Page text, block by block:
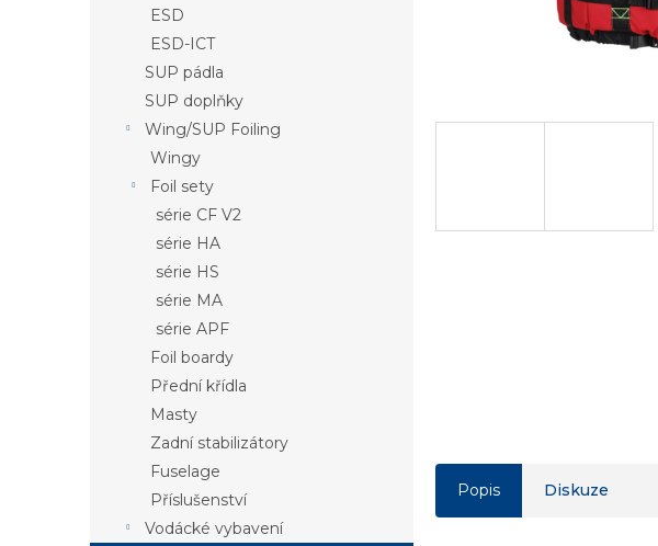
ESD
ESD-ICT
SUP pádla
SUP doplňky
Wing/SUP Foiling
Wingy
Foil sety
série CF V2
série HA
série HS
série MA
série APF
Foil boardy
Přední křídla
Masty
Zadní stabilizátory
Fuselage
Příslušenství
Vodácké vybavení
Popis Diskuze